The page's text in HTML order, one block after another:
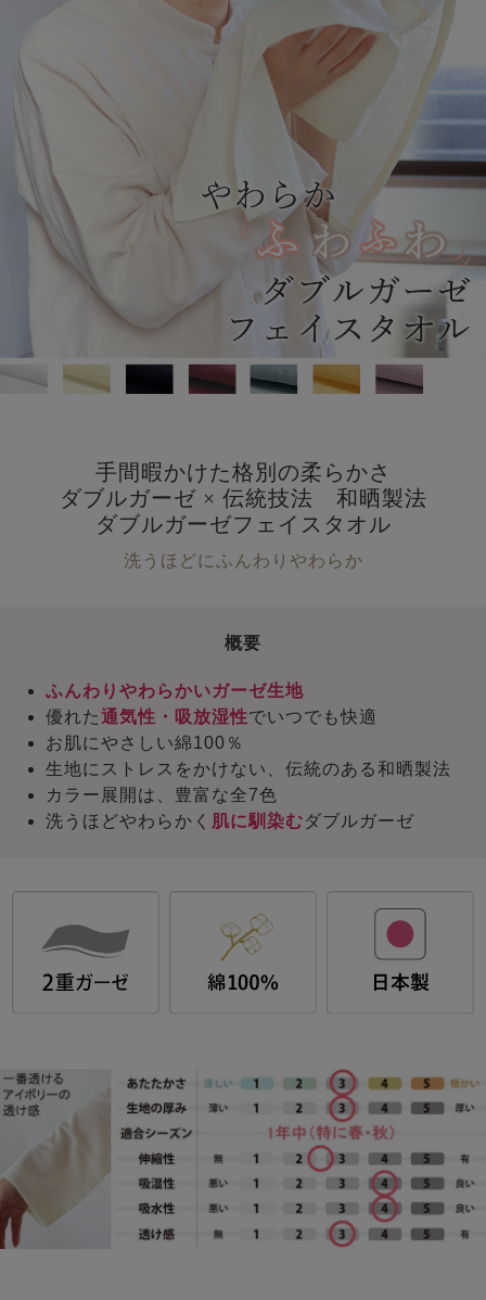
手間暇かけた格別の柔らかさ
ダブルガーゼ × 伝統技法 和晒製法
ダブルガーゼフェイスタオル
洗うほどにふんわりやわらか
概要
ふんわりやわらかいガーゼ生地
優れた通気性・吸放湿性でいつでも快適
お肌にやさしい綿100％
生地にストレスをかけない、伝統のある和晒製法
カラー展開は、豊富な全7色
洗うほどやわらかく 肌に馴染むダブルガーゼ